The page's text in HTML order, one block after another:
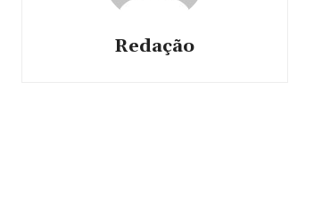
Redação